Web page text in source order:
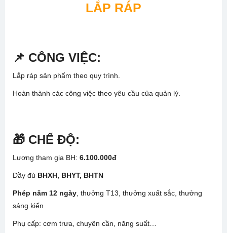
LẮP RÁP
📌 CÔNG VIỆC:
Lắp ráp sản phẩm theo quy trình.
Hoàn thành các công việc theo yêu cầu của quản lý.
🎁 CHẾ ĐỘ:
Lương tham gia BH: 6.100.000đ
Đầy đủ BHXH, BHYT, BHTN
Phép năm 12 ngày , thưởng T13, thưởng xuất sắc, thưởng
sáng kiến
Phụ cấp: cơm trưa, chuyên cần, năng suất…